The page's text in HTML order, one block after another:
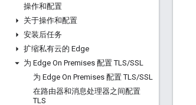
操作和配置
关于操作和配置
安装后任务
扩缩私有云的 Edge
为 Edge On Premises 配置 TLS/SSL
为 Edge On Premises 配置 TLS/SSL
在路由器和消息处理器之间配置
TLS